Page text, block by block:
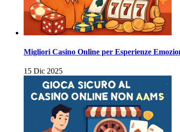
Migliori Casino Online per Esperienze
15 Dic 2025